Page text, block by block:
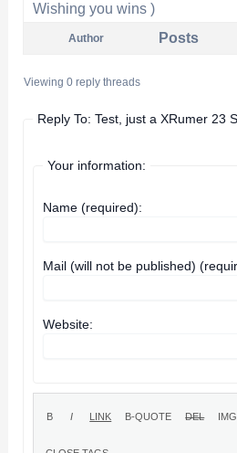
Wishing you wins )
Author Posts
Viewing 0 reply threads
Reply To: Test, just a XRumer 23
Your information:
Name (required):
Mail (will not be published)
Website: